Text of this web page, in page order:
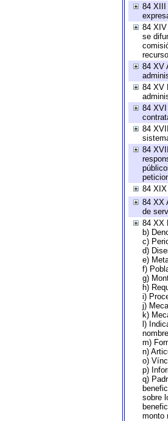
84 XIII
84
se
84 XV
84 XV
84
84
84
84
84 XX
de
84 XX
b)
c)
d)
e)
f)
g)
h)
i)
j)
k)
l)
m)
n)
o)
p)
q)
sobre
monto